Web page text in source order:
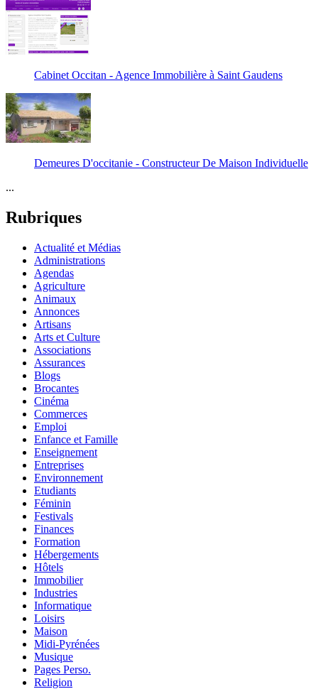
Cabinet Occitan - Agence Immobilière à Saint Gaudens
Demeures D'occitanie - Constructeur De Maison Individuelle
...
Rubriques
Actualité et Médias
Administrations
Agendas
Agriculture
Animaux
Annonces
Artisans
Arts et Culture
Associations
Assurances
Blogs
Brocantes
Cinéma
Commerces
Emploi
Enfance et Famille
Enseignement
Entreprises
Environnement
Etudiants
Féminin
Festivals
Finances
Formation
Hébergements
Hôtels
Immobilier
Industries
Informatique
Loisirs
Maison
Midi-Pyrénées
Musique
Pages Perso.
Religion